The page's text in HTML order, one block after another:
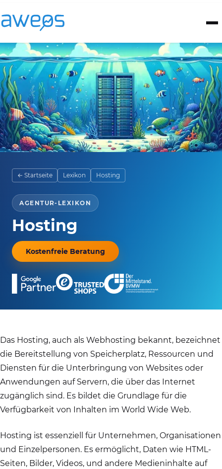
← Startseite Lexikon Hosting
AGENTUR-LEXIKON
Hosting
Kostenfreie Beratung
Das Hosting, auch als Webhosting bekannt, bezeichnet
die Bereitstellung von Speicherplatz, Ressourcen und
Diensten für die Unterbringung von Websites oder
Anwendungen auf Servern, die über das Internet
zugänglich sind. Es bildet die Grundlage für die
Verfügbarkeit von Inhalten im World Wide Web.
Hosting ist essenziell für Unternehmen, Organisationen
und Einzelpersonen. Es ermöglicht, Daten wie HTML-
Seiten, Bilder, Videos, und andere Medieninhalte auf